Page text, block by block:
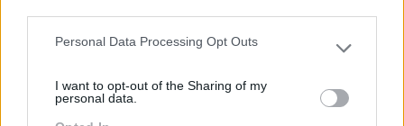
Please note that this website/app uses one or more Google
not limited to your visit or usage behaviour. You may click to
grant or deny consent to Google and its third-party tags to
Personal Data Processing Opt Outs
I want to opt-out of the Sharing of my
personal data.
ingleses entre o A2 e o B2.
IMPACTO OBTIDO